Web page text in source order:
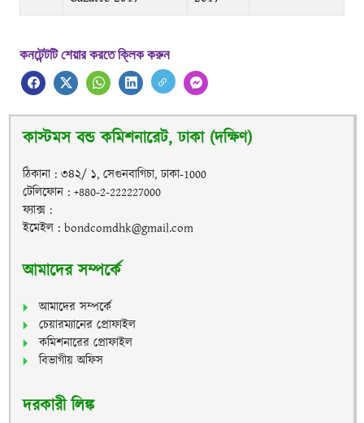
কনটেন্টটি শেয়ার করতে ক্লিক করুন
কাস্টমস বন্ড কমিশনারেট, ঢাকা (দক্ষিণ)
ঠিকানা : ৩৪২/ ১, সেগুনবাগিচা, ঢাকা-1000
টেলিফোন : +880-2-222227000
ফ্যাক্স :
ইমেইল : bondcomdhk@gmail.com
আমাদের সম্পর্কে
আমাদের সম্পর্কে
চেয়ারম্যানের প্রোফাইল
কমিশনারের প্রোফাইল
বিভাগীয় অফিস
দরকারী লিঙ্ক